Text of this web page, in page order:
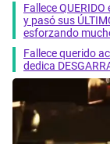
Fallece
y pasó sus
esforzando
Fallece querido
dedica